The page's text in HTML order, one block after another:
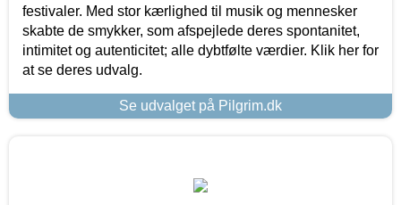
festivaler. Med stor kærlighed til musik og mennesker
skabte de smykker, som afspejlede deres spontanitet,
intimitet og autenticitet; alle dybtfølte værdier. Klik her for
at se deres udvalg.
Se udvalget på Pilgrim.dk